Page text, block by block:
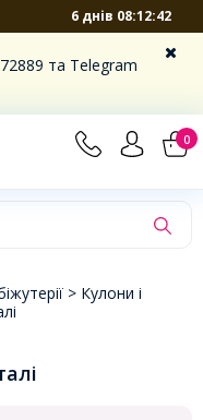
6 днів 08:12:41
та Telegram
0
×
> Кулони і